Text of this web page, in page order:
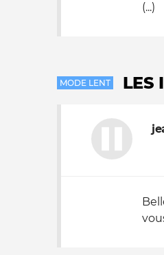
Nos autres
(...)
MODE LENT LES